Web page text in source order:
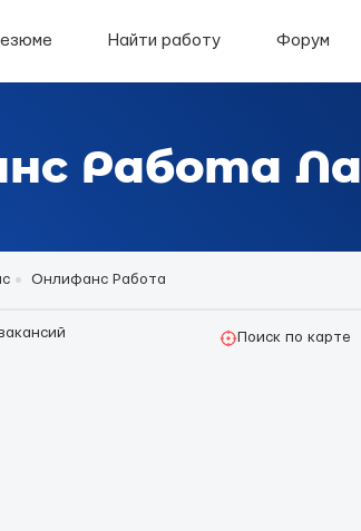
Найти работу Форум
Работа
Онлифанс Работа
Поиск по карте